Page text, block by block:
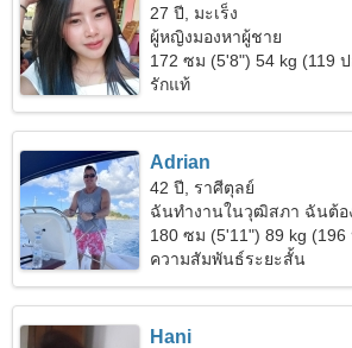
27 ปี, มะเร็ง
ผู้หญิงมองหาผู้ชาย
172 ซม (5'8") 54 kg (119
รักแท้
Adrian
42 ปี, ราศีตุลย์
ฉันทำงานในวุฒิสภา ฉันต้อ
กระตือรือร้น
180 ซม (5'11") 89 kg
ความสัมพันธ์ระยะสั้น
Hani